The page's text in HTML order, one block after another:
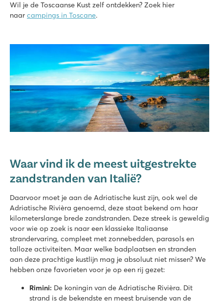
Wil je de Toscaanse Kust zelf ontdekken? Zoek hier
naar campings in Toscane.
Waar vind ik de meest uitgestrekte
zandstranden van Italië?
Daarvoor moet je aan de Adriatische kust zijn, ook wel de
Adriatische Rivièra genoemd, deze staat bekend om haar
kilometerslange brede zandstranden. Deze streek is geweldig
voor wie op zoek is naar een klassieke Italiaanse
strandervaring, compleet met zonnebedden, parasols en
talloze activiteiten. Maar welke badplaatsen en stranden
aan deze prachtige kustlijn mag je absoluut niet missen? We
hebben onze favorieten voor je op een rij gezet:
Rimini: De koningin van de Adriatische Rivièra. Dit
strand is de bekendste en meest bruisende van de